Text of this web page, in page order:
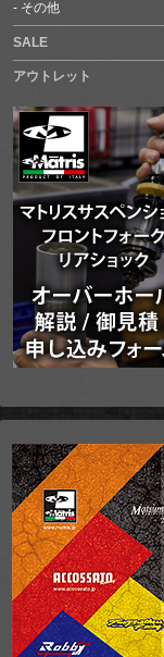
その他
SALE
アウトレット